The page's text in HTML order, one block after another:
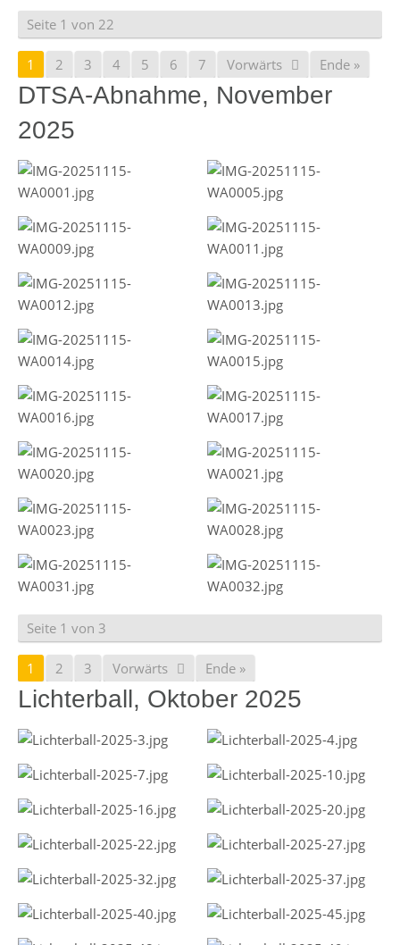
Seite 1 von 22
1 2 3 4 5 6 7 Vorwärts Ende »
DTSA-Abnahme, November
2025
Seite 1 von 3
1 2 3 Vorwärts Ende »
Lichterball, Oktober 2025